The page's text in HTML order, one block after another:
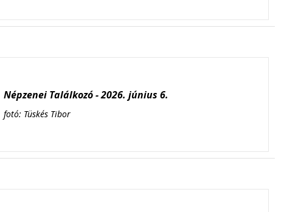
Népzenei Találkozó - 2026. június 6.
fotó: Tüskés Tibor